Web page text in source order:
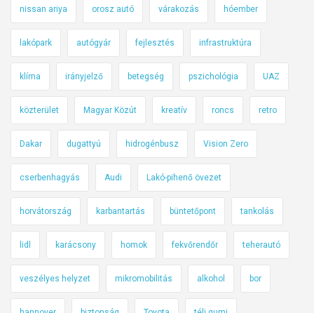
nissan ariya orosz autó várakozás hóember
lakópark autógyár fejlesztés infrastruktúra
klíma irányjelző betegség pszichológia UAZ
közterület Magyar Közút kreatív roncs retro
Dakar dugattyú hidrogénbusz Vision Zero
cserbenhagyás Audi Lakó-pihenő övezet
horvátország karbantartás büntetőpont tankolás
lidl karácsony homok fekvőrendőr teherautó
veszélyes helyzet mikromobilitás alkohol bor